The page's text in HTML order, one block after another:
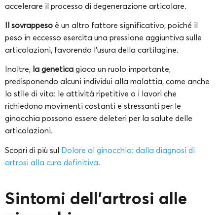
accelerare il processo di degenerazione articolare.
Il sovrappeso è un altro fattore significativo, poiché il
peso in eccesso esercita una pressione aggiuntiva sulle
articolazioni, favorendo l’usura della cartilagine.
Inoltre, la genetica gioca un ruolo importante,
predisponendo alcuni individui alla malattia, come anche
lo stile di vita: le attività ripetitive o i lavori che
richiedono movimenti costanti e stressanti per le
ginocchia possono essere deleteri per la salute delle
articolazioni.
Scopri di più sul Dolore al ginocchio: dalla diagnosi di
artrosi alla cura definitiva.
Sintomi dell’artrosi alle